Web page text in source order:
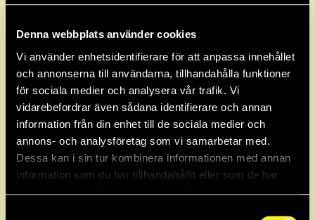
Denna webbplats använder cookies
Vi använder enhetsidentifierare för att anpassa innehållet
och annonserna till användarna, tillhandahålla funktioner
för sociala medier och analysera vår trafik. Vi
vidarebefordrar även sådana identifierare och annan
information från din enhet till de sociala medier och
annons- och analysföretag som vi samarbetar med.
Dessa kan i sin tur kombinera informationen med annan
information som du har tillhandahållit eller som de har
samlat in när du har använt deras tjänster.
Arkiv
2026
2025
2024